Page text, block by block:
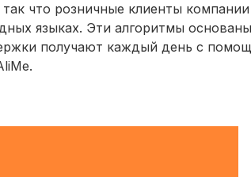
что розничные клиенты
языках. Эти алгоритмы
получают каждый день с